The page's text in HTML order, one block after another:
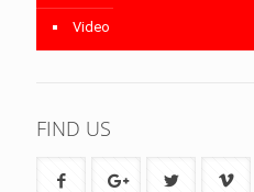
Video
FIND US